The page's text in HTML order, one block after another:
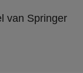
van Springer